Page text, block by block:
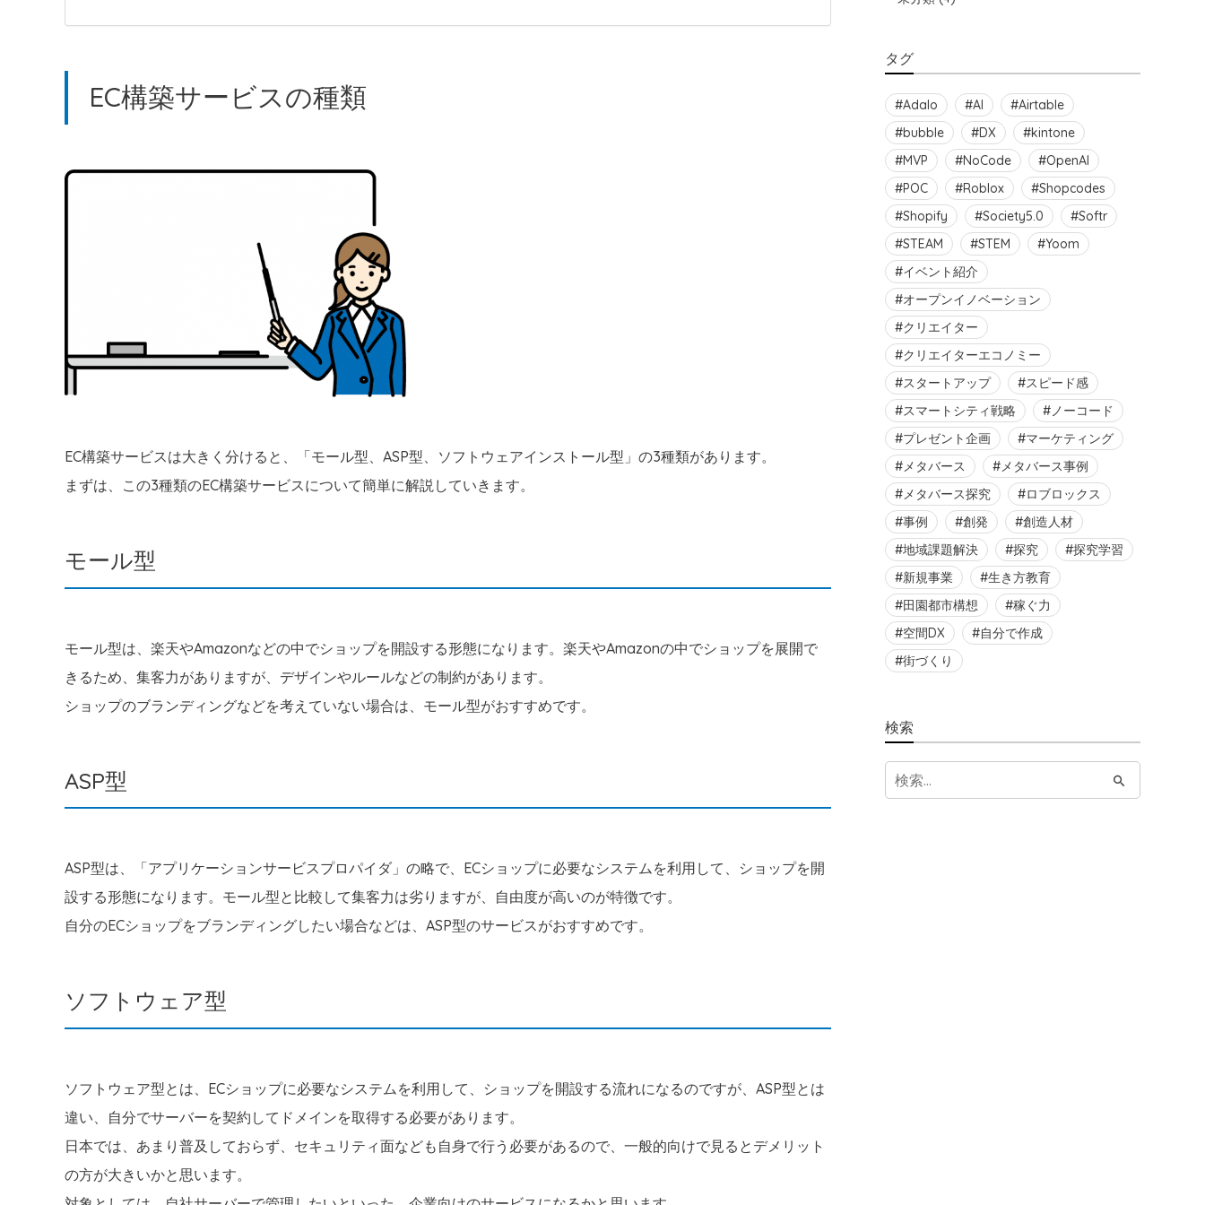
EC構築サービスの種類
EC構築サービスは大きく分けると、「モール型、ASP型、ソフトウェアインストール型」の3種類があります。
まずは、この3種類のEC構築サービスについて簡単に解説していきます。
モール型
モール型は、楽天やAmazonなどの中でショップを開設する形態になります。楽天やAmazonの中でショップを展開で
きるため、集客力がありますが、デザインやルールなどの制約があります。
ショップのブランディングなどを考えていない場合は、モール型がおすすめです。
ASP型
ASP型は、「アプリケーションサービスプロパイダ」の略で、ECショップに必要なシステムを利用して、ショップを開
設する形態になります。モール型と比較して集客力は劣りますが、自由度が高いのが特徴です。
自分のECショップをブランディングしたい場合などは、ASP型のサービスがおすすめです。
ソフトウェア型
ソフトウェア型とは、ECショップに必要なシステムを利用して、ショップを開設する流れになるのですが、ASP型とは
違い、自分でサーバーを契約してドメインを取得する必要があります。
日本では、あまり普及しておらず、セキュリティ面なども自身で行う必要があるので、一般的向けで見るとデメリット
の方が大きいかと思います。
タグ
Adalo AI
Airtable
bubble
DX
kintone
MVP
NoCode
OpenAI
POC
Roblox
Shopcodes
Shopify
Society5.0
Softr
STEAM
STEM
Yoom
イベント紹介
オープンイノベーション
クリエイター
クリエイターエコノミー
スタートアップ
スピード感
スマートシティ戦略
ノーコード
プレゼント企画
マーケティング
メタバース
メタバース事例
メタバース探究
ロブロックス
事例
創発
創造人材
地域課題解決
探究
探究学習
新規事業
生き方教育
田園都市構想
稼ぐ力
空間DX
自分で作成
街づくり
検索
e